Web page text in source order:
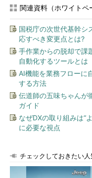
図10 unzipコマンドのオ
コメントと思わしき文
分）。この33ものコメン
関連資料（ホワイトペ
国税庁の次世代基幹シ
応すべき変更点とは?
手作業からの脱却で課
自動化するツールとは
AI機能を業務フローに
する方法
伝道師の五味ちゃんが
ガイド
なぜDXの取り組みは“
に必要な視点
チェックしておきたい人